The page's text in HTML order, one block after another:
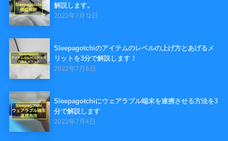
解説します。
2022年7月12日
Sleepagotchiのアイテムのレベルの上げ方とあげるメ
リットを3分で解説します！
2022年7月8日
Sleepagotchiにウェアラブル端末を連携させる方法を3
分で解説します
2022年7月4日